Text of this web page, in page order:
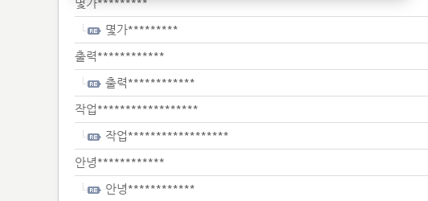
몇가*********
출력************
출력************
작업******************
작업******************
안녕************
안녕************